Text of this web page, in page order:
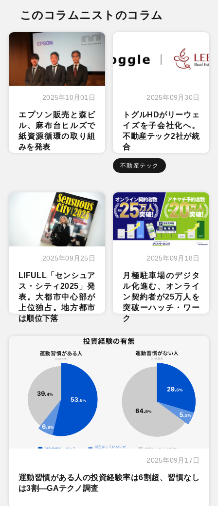
このコラムニストのコラム
2025年10月01日
エプソン販売と森ビ
ル、麻布台ヒルズで
紙資源循環の取り組
みを発表
2025年09月30日
トグルHDがリーウェ
イズを子会社化へ。
不動産テック2社が統
合
不動産テック
2025年09月25日
LIFULL「センシュア
ス・シティ2025」発
表。大都市中心部が
上位独占。地方都市
は順位下落
2025年09月18日
月極駐車場のデジタ
ル化進む、オンライ
ン契約者が25万人を
突破ーハッチ・ワー
ク
2025年09月17日
運動習慣がある人の投資経験率は6割超、習慣なし
は3割―GAテクノ調査